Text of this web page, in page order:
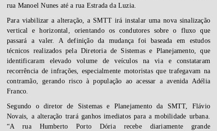
rua Manoel Nunes até a rua Estrada da Luzia.
Para viabilizar a alteração, a SMTT irá instalar uma nova sinalização
vertical e horizontal, orientando os condutores sobre o fluxo que
passará a valer. A definição da mudança foi baseada em estudos
técnicos realizados pela Diretoria de Sistemas e Planejamento, que
identificaram elevado volume de veículos na via e constataram
recorrência de infrações, especialmente motoristas que trafegavam na
contramão, gerando risco à população ao acessar a avenida Adélia
Franco.
Segundo o diretor de Sistemas e Planejamento da SMTT, Flávio
Novais, a alteração trará ganhos imediatos para a mobilidade urbana.
“A rua Humberto Porto Dória recebe diariamente grande